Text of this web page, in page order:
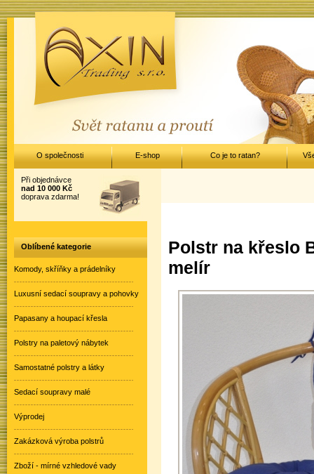
Polstr na křeslo
melír
Při objednávce
nad 10 000 Kč
doprava zdarma!
Oblíbené kategorie
Komody, skříňky a prádelníky
Luxusní sedací soupravy a pohovky
Papasany a houpací křesla
Polstry na paletový nábytek
Samostatné polstry a látky
Sedací soupravy malé
Výprodej
Zakázková výroba polstrů
Zboží - mírné vzhledové vady
O společnosti E-shop Co je to ratan?